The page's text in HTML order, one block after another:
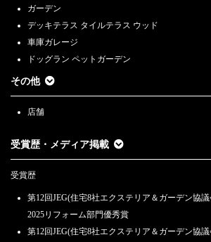
ガーデン
デッキテラス タイルテラス ウッド
車庫ガレージ
ドッグラン ペットガーデン
その他
店舗
受賞歴・メディア掲載
受賞歴
第12回JEG(住宅8社エクステリア＆ガーデン協
2025リフォーム部門優秀賞
第12回JEG(住宅8社エクステリア＆ガーデン協